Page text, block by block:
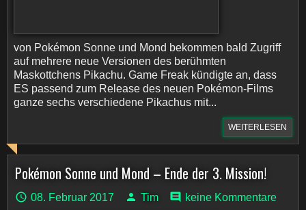
von Pokémon Sonne und Mond bekommen bald Zugriff
auf mehrere neue Versionen des berühmten
Maskottchens Pikachu. Game Freak kündigte an, dass
ES passend zum Release des neuen Pokémon-Films
ganze sechs verschiedene Pikachus mit...
WEITERLESEN
Pokémon Sonne und Mond – Ende der 3. Mission!
08. Februar 2017 Tim keine Kommentare